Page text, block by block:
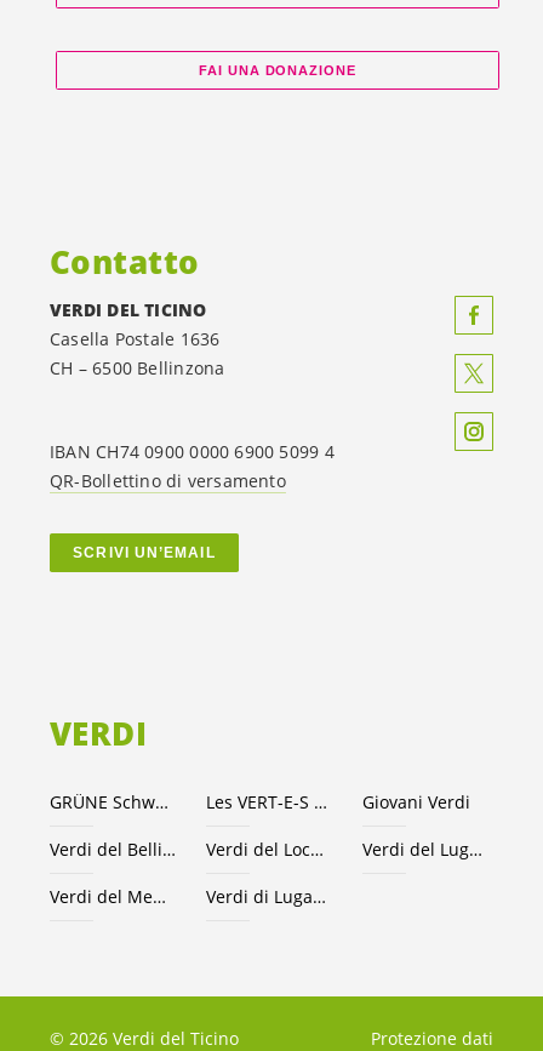
VERDI
GRÜNE Schweiz Les VERT-E-S suisses Giovani Verdi
Verdi del Bellinzonese e valli Verdi del Locarnese Verdi del Luganese
Verdi del Mendrisiotto Verdi di Lugano
FAI UNA DONAZIONE
Contatto
VERDI DEL TICINO
Casella Postale 1636
CH – 6500 Bellinzona
IBAN CH74 0900 0000 6900 5099 4
QR-Bollettino di versamento
SCRIVI UN’EMAIL
© 2026 Verdi del Ticino Protezione dati